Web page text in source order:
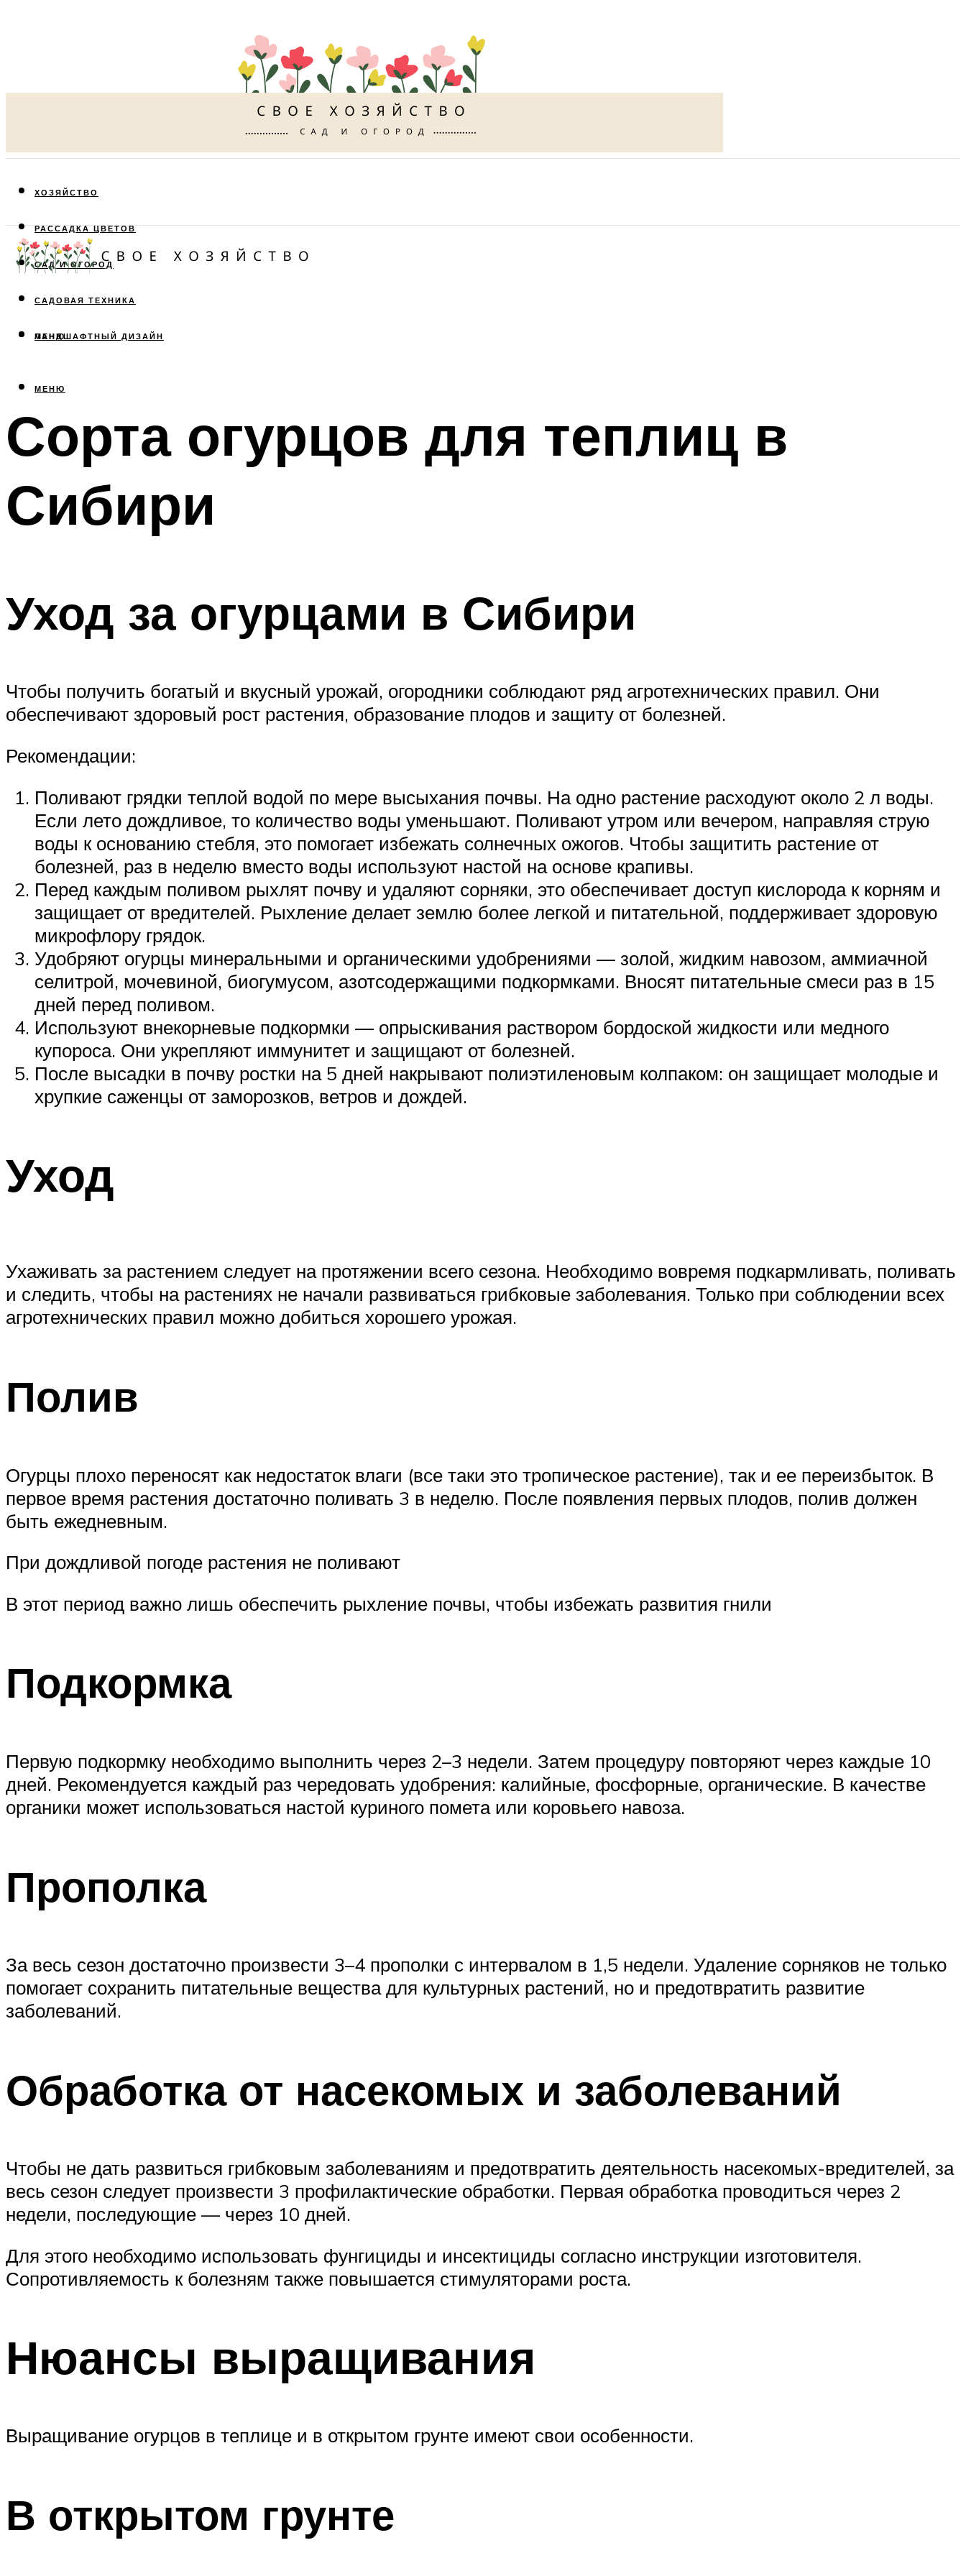
ХОЗЯЙСТВО
РАССАДКА ЦВЕТОВ
САД И ОГОРОД
САДОВАЯ ТЕХНИКА
ЛАНДШАФТНЫЙ ДИЗАЙН
МЕНЮ
МЕНЮ
Сорта огурцов для теплиц в
Сибири
Уход за огурцами в Сибири
Чтобы получить богатый и вкусный урожай, огородники соблюдают ряд агротехнических правил. Они
обеспечивают здоровый рост растения, образование плодов и защиту от болезней.
Рекомендации:
Поливают грядки теплой водой по мере высыхания почвы. На одно растение расходуют около 2 л воды.
Если лето дождливое, то количество воды уменьшают. Поливают утром или вечером, направляя струю
воды к основанию стебля, это помогает избежать солнечных ожогов. Чтобы защитить растение от
болезней, раз в неделю вместо воды используют настой на основе крапивы.
Перед каждым поливом рыхлят почву и удаляют сорняки, это обеспечивает доступ кислорода к корням и
защищает от вредителей. Рыхление делает землю более легкой и питательной, поддерживает здоровую
микрофлору грядок.
Удобряют огурцы минеральными и органическими удобрениями — золой, жидким навозом, аммиачной
селитрой, мочевиной, биогумусом, азотсодержащими подкормками. Вносят питательные смеси раз в 15
дней перед поливом.
Используют внекорневые подкормки — опрыскивания раствором бордоской жидкости или медного
купороса. Они укрепляют иммунитет и защищают от болезней.
После высадки в почву ростки на 5 дней накрывают полиэтиленовым колпаком: он защищает молодые и
хрупкие саженцы от заморозков, ветров и дождей.
Уход
Ухаживать за растением следует на протяжении всего сезона. Необходимо вовремя подкармливать, поливать
и следить, чтобы на растениях не начали развиваться грибковые заболевания. Только при соблюдении всех
агротехнических правил можно добиться хорошего урожая.
Полив
Огурцы плохо переносят как недостаток влаги (все таки это тропическое растение), так и ее переизбыток. В
первое время растения достаточно поливать 3 в неделю. После появления первых плодов, полив должен
быть ежедневным.
При дождливой погоде растения не поливают
В этот период важно лишь обеспечить рыхление почвы, чтобы избежать развития гнили
Подкормка
Первую подкормку необходимо выполнить через 2–3 недели. Затем процедуру повторяют через каждые 10
дней. Рекомендуется каждый раз чередовать удобрения: калийные, фосфорные, органические. В качестве
органики может использоваться настой куриного помета или коровьего навоза.
Прополка
За весь сезон достаточно произвести 3–4 прополки с интервалом в 1,5 недели. Удаление сорняков не только
помогает сохранить питательные вещества для культурных растений, но и предотвратить развитие
заболеваний.
Обработка от насекомых и заболеваний
Чтобы не дать развиться грибковым заболеваниям и предотвратить деятельность насекомых-вредителей, за
весь сезон следует произвести 3 профилактические обработки. Первая обработка проводиться через 2
недели, последующие — через 10 дней.
Для этого необходимо использовать фунгициды и инсектициды согласно инструкции изготовителя.
Сопротивляемость к болезням также повышается стимуляторами роста.
Нюансы выращивания
Выращивание огурцов в теплице и в открытом грунте имеют свои особенности.
В открытом грунте